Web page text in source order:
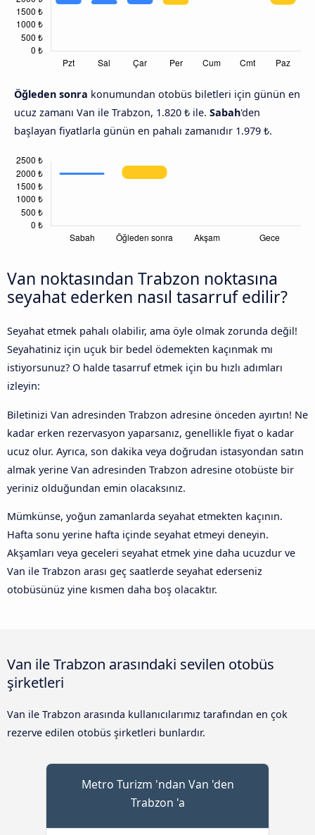
Öğleden sonra konumundan otobüs biletleri için günün en
ucuz zamanı Van ile Trabzon, 1.820 ₺ ile. Sabah'den
başlayan fiyatlarla günün en pahalı zamanıdır 1.979 ₺.
Van noktasından Trabzon noktasına
seyahat ederken nasıl tasarruf edilir?
Seyahat etmek pahalı olabilir, ama öyle olmak zorunda değil!
Seyahatiniz için uçuk bir bedel ödemekten kaçınmak mı
istiyorsunuz? O halde tasarruf etmek için bu hızlı adımları
izleyin:
Biletinizi Van adresinden Trabzon adresine önceden ayırtın! Ne
kadar erken rezervasyon yaparsanız, genellikle fiyat o kadar
ucuz olur. Ayrıca, son dakika veya doğrudan istasyondan satın
almak yerine Van adresinden Trabzon adresine otobüste bir
yeriniz olduğundan emin olacaksınız.
Mümkünse, yoğun zamanlarda seyahat etmekten kaçının.
Hafta sonu yerine hafta içinde seyahat etmeyi deneyin.
Akşamları veya geceleri seyahat etmek yine daha ucuzdur ve
Van ile Trabzon arası geç saatlerde seyahat ederseniz
otobüsünüz yine kısmen daha boş olacaktır.
Van ile Trabzon arasındaki sevilen otobüs
şirketleri
Van ile Trabzon arasında kullanıcılarımız tarafından en çok
rezerve edilen otobüs şirketleri bunlardır.
Metro Turizm 'ndan Van 'den
Trabzon 'a